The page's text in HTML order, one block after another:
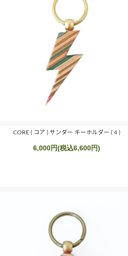
CORE ( コア ) サンダー キーホルダー ( 4 )
6,000円(税込6,600円)